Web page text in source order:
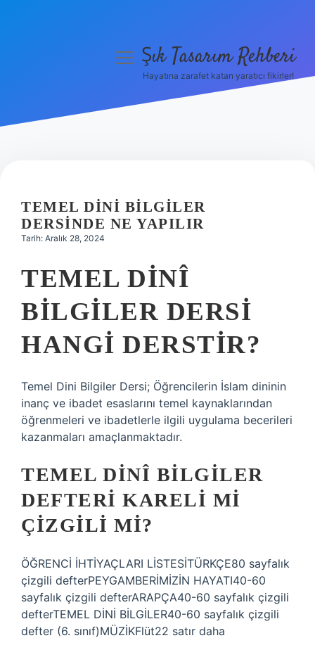
Hakkımızda
menüyüŞık Tasarım Rehberi
Hayatına zarafet katan yaratıcı fikirler!
TEMEL DINI BILGILER
DERSINDE NE YAPILIR
Tarih: Aralık 28, 2024
TEMEL DINÎ
BILGILER DERSI
HANGI DERSTIR?
Temel Dini Bilgiler Dersi; Öğrencilerin İslam dininin
inanç ve ibadet esaslarını temel kaynaklarından
öğrenmeleri ve ibadetlerle ilgili uygulama becerileri
kazanmaları amaçlanmaktadır.
TEMEL DINÎ BILGILER
DEFTERI KARELI MI
ÇIZGILI MI?
ÖĞRENCİ İHTİYAÇLARI LİSTESİTÜRKÇE80 sayfalık
çizgili defterPEYGAMBERİMİZİN HAYATI40-60
sayfalık çizgili defterARAPÇA40-60 sayfalık çizgili
defterTEMEL DİNİ BİLGİLER40-60 sayfalık çizgili
defter (6. sınıf)MÜZİKFlüt22 satır daha